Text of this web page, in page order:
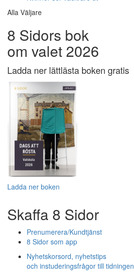
Alla Väljare
8 Sidors bok
om valet 2026
Ladda ner lättlästa boken gratis
Ladda ner boken
Skaffa 8 Sidor
Prenumerera/Kundtjänst
8 Sidor som app
Nyhetskorsord, nyhetstips
och instuderingsfrågor till tidningen